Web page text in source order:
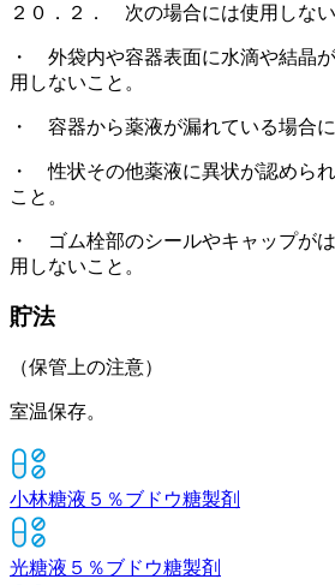
２０．２． 次の場合には使用しない
・ 外袋内や容器表面に水滴や結晶
用しないこと。
・ 容器から薬液が漏れている場合に
・ 性状その他薬液に異状が認めら
こと。
・ ゴム栓部のシールやキャップが
用しないこと。
貯法
（保管上の注意）
室温保存。
小林糖液５％ブドウ糖製剤
光糖液５％ブドウ糖製剤